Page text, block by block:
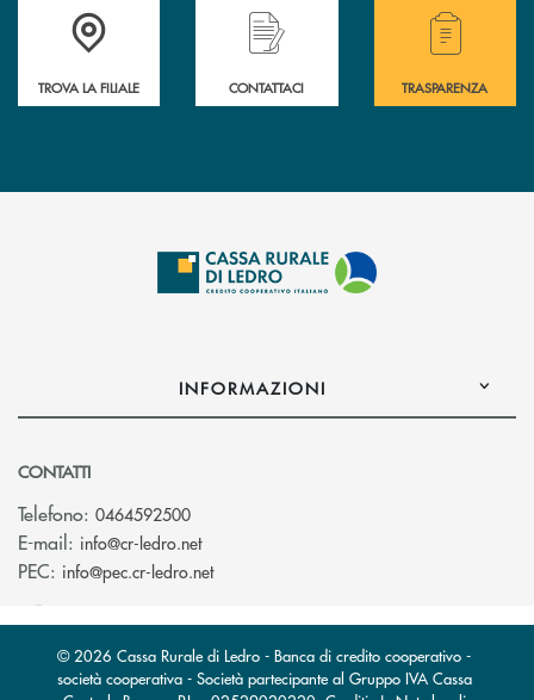
Accedi all' elenco completo delle filiali .
TROVA LA FILIALE
Hai bisogno di assistenza immediata?
CONTATTACI
Hai bisogno di
TRASPARENZA
INFORMAZIONI
CONTATTI
Telefono: 0464592500
E-mail: info@cr-ledro.net(si apre l’app di posta elettronica)
PEC: info@pec.cr-ledro.net(si apre l’app di posta elettronica)
© 2026 Cassa Rurale di Ledro - Banca di credito cooperativo -
società cooperativa - Società partecipante al Gruppo IVA Cassa